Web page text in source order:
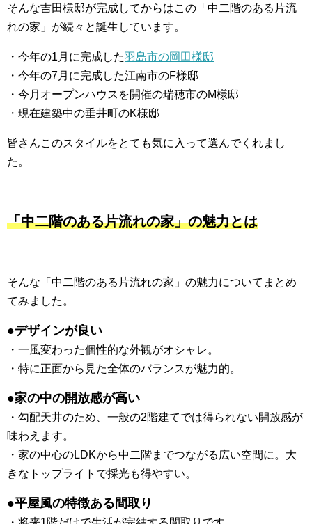
そんな吉田様邸が完成してからはこの「中二階のある片流
れの家」が続々と誕生しています。
・今年の1月に完成した羽島市の岡田様邸
・今年の7月に完成した江南市のF様邸
・今月オープンハウスを開催の瑞穂市のM様邸
・現在建築中の垂井町のK様邸
皆さんこのスタイルをとても気に入って選んでくれまし
た。
「中二階のある片流れの家」の魅力とは
そんな「中二階のある片流れの家」の魅力についてまとめ
てみました。
●デザインが良い
・一風変わった個性的な外観がオシャレ。
・特に正面から見た全体のバランスが魅力的。
●家の中の開放感が高い
・勾配天井のため、一般の2階建てでは得られない開放感が
味わえます。
・家の中心のLDKから中二階までつながる広い空間に。大
きなトップライトで採光も得やすい。
●平屋風の特徴ある間取り